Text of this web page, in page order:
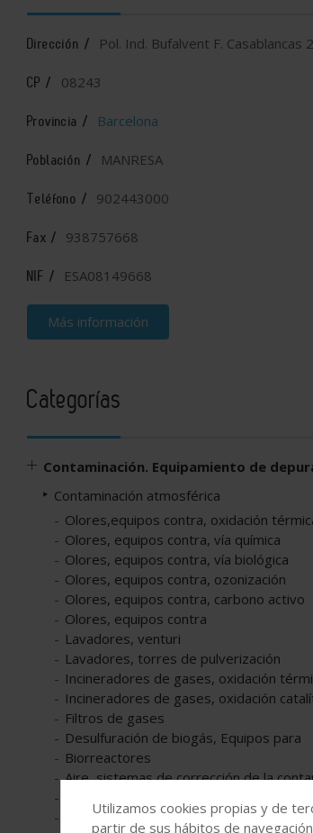
Dirección / Pol. Ind. Bufalvent F. Casablancas
CP / 08243
Provincia / Barcelona
Población / MANRESA
Teléfono / 902443000
Fax / 938757668
NIF / ESA08149668
Más información
Categorías
Contaminación. Equipamiento de
Contaminación atmosférica
Olores,equipos contra, oxidación
Olores, equipos contra, vía química
Olores, equipos contra, vía biológica
Olores, equipos contra, ozonización
Olores, equipos contra, carbono activo
Olores, equipos contra
Lavadores, venturi
Lavadores, torres de pulverización
Incineradores de gases, oxidación
Incineradores de gases, oxidación
Filtros de gases
Desulfuración de biogás, Equipos para
Biorreactores
Aire, sistemas de corrección de la
Absorbedores de gases
Utilizamos cookies propias y de
partir de sus hábitos de